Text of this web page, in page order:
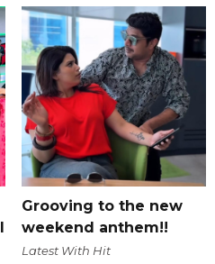
Grooving to the new
weekend anthem!!
Latest With Hit